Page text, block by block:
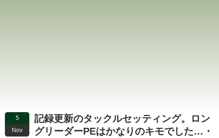
5
Nov
記録更新のタックルセッティング。ロン
グリーダーPEはかなりのキモでした…・